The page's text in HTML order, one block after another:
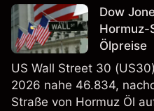
verlässlicher Indikator
Dow
Hormuz-
Ölpreise
US Wall Street 30
2026 nahe 46.834,
Straße von Hormuz Öl